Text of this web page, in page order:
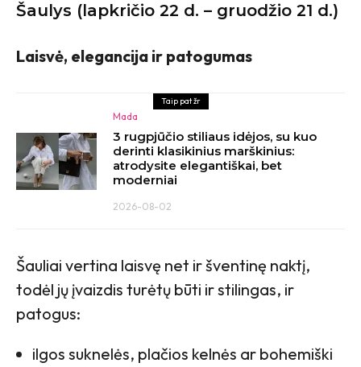
Šaulys (lapkričio 22 d. – gruodžio 21 d.)
Laisvė, elegancija ir patogumas
Taip pat žr
Mada
3 rugpjūčio stiliaus idėjos, su kuo
derinti klasikinius marškinius:
atrodysite elegantiškai, bet
moderniai
2026-08-02
Šauliai vertina laisvę net ir šventinę naktį,
todėl jų įvaizdis turėtų būti ir stilingas, ir
patogus:
ilgos suknelės, plačios kelnės ar bohemiški